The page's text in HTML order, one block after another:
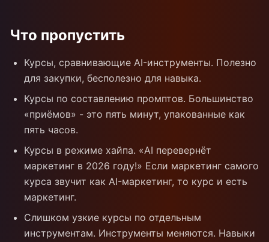
Что пропустить
Курсы, сравнивающие AI-инструменты. Полезно
для закупки, бесполезно для навыка.
Курсы по составлению промптов. Большинство
«приёмов» - это пять минут, упакованные как
пять часов.
Курсы в режиме хайпа. «AI перевернёт
маркетинг в 2026 году!» Если маркетинг самого
курса звучит как AI-маркетинг, то курс и есть
маркетинг.
Слишком узкие курсы по отдельным
инструментам. Инструменты меняются. Навыки